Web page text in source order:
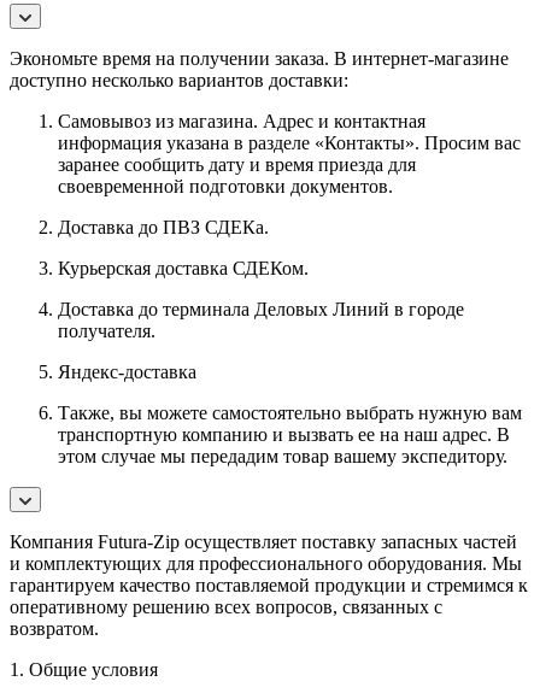
Экономьте время на получении заказа. В интернет-магазине
доступно несколько вариантов доставки:
Самовывоз из магазина. Адрес и контактная
информация указана в разделе «Контакты». Просим вас
заранее сообщить дату и время приезда для
своевременной подготовки документов.
Доставка до ПВЗ СДЕКа.
Курьерская доставка СДЕКом.
Доставка до терминала Деловых Линий в городе
получателя.
Яндекс-доставка
Также, вы можете самостоятельно выбрать нужную вам
транспортную компанию и вызвать ее на наш адрес. В
этом случае мы передадим товар вашему экспедитору.
Компания Futura-Zip осуществляет поставку запасных частей
и комплектующих для профессионального оборудования. Мы
гарантируем качество поставляемой продукции и стремимся к
оперативному решению всех вопросов, связанных с
возвратом.
1. Общие условия